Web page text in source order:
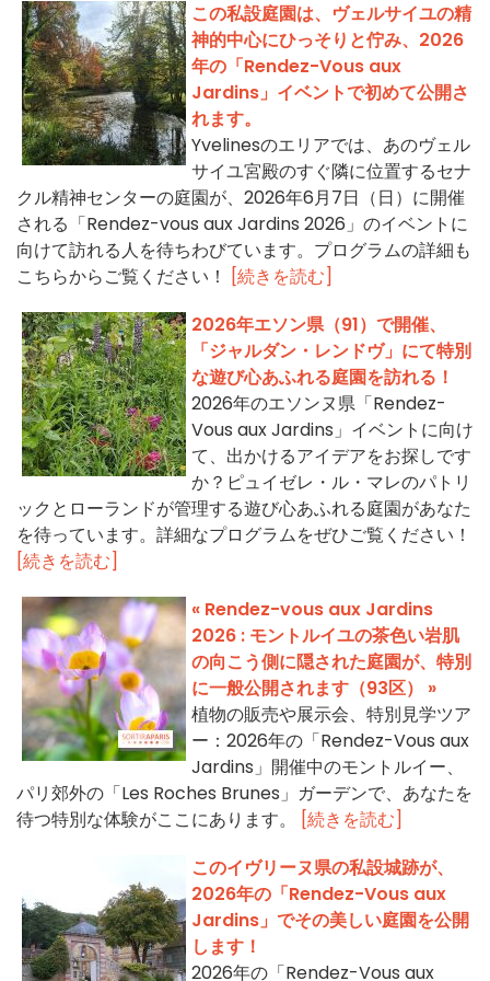
この私設庭園は、ヴェルサイユの精
神的中心にひっそりと佇み、2026
年の「Rendez-Vous aux
Jardins」イベントで初めて公開さ
れます。
Yvelinesのエリアでは、あのヴェル
サイユ宮殿のすぐ隣に位置するセナ
クル精神センターの庭園が、2026年6月7日（日）に開催
される「Rendez-vous aux Jardins 2026」のイベントに
向けて訪れる人を待ちわびています。プログラムの詳細も
こちらからご覧ください！
[続きを読む]
2026年エソン県（91）で開催、
「ジャルダン・レンドヴ」にて特別
な遊び心あふれる庭園を訪れる！
2026年のエソンヌ県「Rendez-
Vous aux Jardins」イベントに向け
て、出かけるアイデアをお探しです
か？ピュイゼレ・ル・マレのパトリ
ックとローランドが管理する遊び心あふれる庭園があなた
を待っています。詳細なプログラムをぜひご覧ください！
[続きを読む]
« Rendez-vous aux Jardins
2026 : モントルイユの茶色い岩肌
の向こう側に隠された庭園が、特別
に一般公開されます（93区） »
植物の販売や展示会、特別見学ツア
ー：2026年の「Rendez-Vous aux
Jardins」開催中のモントルイー、
パリ郊外の「Les Roches Brunes」ガーデンで、あなたを
待つ特別な体験がここにあります。
[続きを読む]
このイヴリーヌ県の私設城跡が、
2026年の「Rendez-Vous aux
Jardins」でその美しい庭園を公開
します！
2026年の「Rendez-Vous aux